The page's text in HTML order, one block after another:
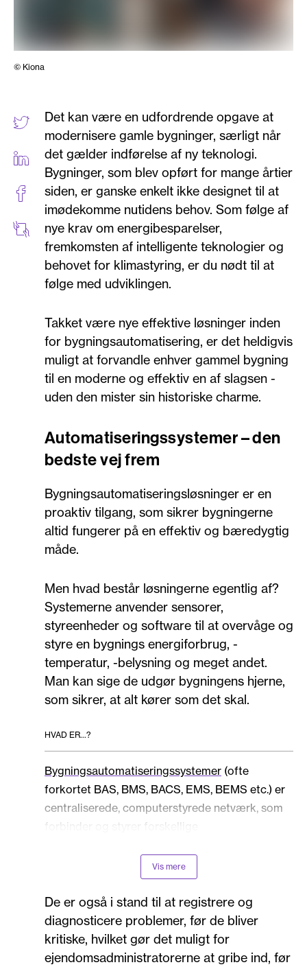
© Kiona
Det kan være en udfordrende opgave at
modernisere gamle bygninger, særligt når
det gælder indførelse af ny teknologi.
Bygninger, som blev opført for mange årtier
siden, er ganske enkelt ikke designet til at
imødekomme nutidens behov. Som følge af
nye krav om energibesparelser,
fremkomsten af intelligente teknologier og
behovet for klimastyring, er du nødt til at
følge med udviklingen.
Takket være nye effektive løsninger inden
for bygningsautomatisering, er det heldigvis
muligt at forvandle enhver gammel bygning
til en moderne og effektiv en af slagsen -
uden den mister sin historiske charme.
Automatiseringssystemer – den
bedste vej frem
Bygningsautomatiseringsløsninger er en
proaktiv tilgang, som sikrer bygningerne
altid fungerer på en effektiv og bæredygtig
måde.
Men hvad består løsningerne egentlig af?
Systemerne anvender sensorer,
styreenheder og software til at overvåge og
styre en bygnings energiforbrug, -
temperatur, -belysning og meget andet.
Man kan sige de udgør bygningens hjerne,
som sikrer, at alt kører som det skal.
HVAD ER...?
Bygningsautomatiseringssystemer (ofte
forkortet BAS, BMS, BACS, EMS, BEMS etc.) er
centraliserede, computerstyrede netværk, som
forbinder og styrer forskellige
aircondition, belysning og sikkerhed, samt andre
mekaniske og elektriske systemer. Systemerne
arbejder sammen og forsyner samtidig
ejendomsadministratorerne med værdifulde
data, der kan bruges til analyse og optimering.
Vis mere
De er også i stand til at registrere og
diagnosticere problemer, før de bliver
kritiske, hvilket gør det muligt for
ejendomsadministratorerne at gribe ind, før